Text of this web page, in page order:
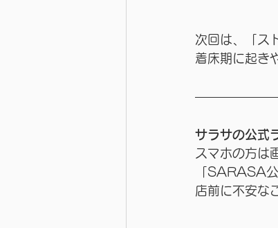
次回は、「ス
着床期に起き
サラサの公式
スマホの方は
「SARASA
店前に不安な